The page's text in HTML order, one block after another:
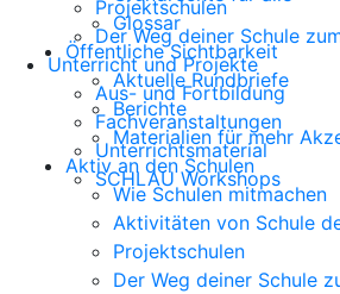
Projektschulen
Der Weg deiner Schule
Unterricht und Projekte
Aus- und Fortbildung
Fachveranstaltungen
Unterrichtsmaterial
SCHLAU Workshops
Glossar
Öffentliche Sichtbarkeit
Aktuelle Rundbriefe
Berichte
Materialien für mehr
Aktiv an den Schulen
Wie Schulen mitmachen
Aktivitäten von Schule
Projektschulen
Der Weg deiner Schule